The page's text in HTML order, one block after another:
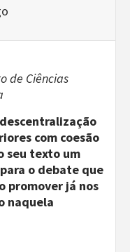
de Ciências
com coesão
seu texto um
o debate que
promover já nos
naquela